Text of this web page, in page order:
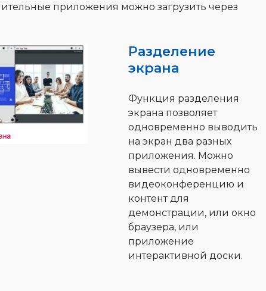
приложения можно загрузить через
Разделение
экрана
Функция разделения
экрана позволяет
одновременно выводить
на экран два разных
приложения. Можно
вывести одновременно
видеоконференцию и
контент для
демонстрации, или окно
браузера, или
приложение
интерактивной доски.